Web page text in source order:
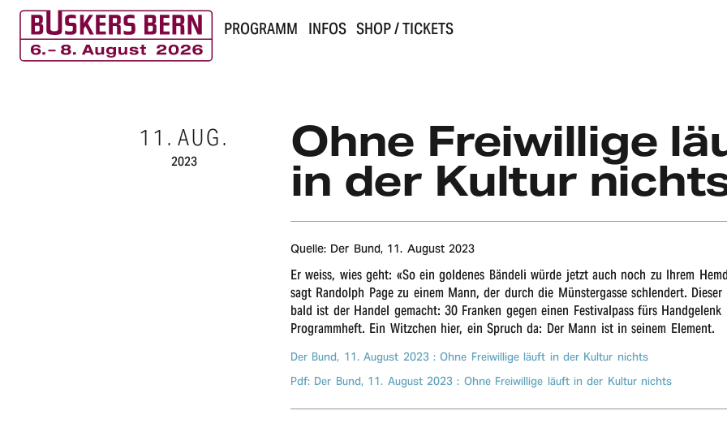
PROGRAMM INFOS SHOP / TICKETS
11.AUG.
2023 Ohne Frei­wil­li­ge
in der Kultur
Quelle: Der Bund, 11. August 2023
Er weiss, wies geht: «So ein golde­nes Bände­li würde jetzt auch noch zu Ihrem
sagt Randolph Page zu einem Mann, der durch die Müns­ter­gas­se schlen­dert.
bald ist der Handel gemacht: 30 Fran­ken gegen einen Festi­val­pass fürs Hand­ge­lenk
Programm­heft. Ein Witz­chen hier, ein Spruch da: Der Mann ist in seinem Element.
Der Bund, 11. August 2023: Ohne Frei­wil­li­ge läuft in der Kultur nichts
Pdf: Der Bund, 11. August 2023: Ohne Frei­wil­li­ge läuft in der Kultur nichts